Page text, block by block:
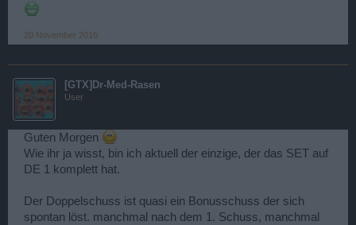
20 November 2016
[GTX]Dr-Med-Rasen
User
Guten Morgen
Wie ihr ja wisst, bin ich aktuell der einzige, der das SET auf
DE 1 komplett hat.
Der Doppelschuss ist quasi ein Bonusschuss der sich
spontan löst. manchmal nach dem 1. Schuss, manchmal